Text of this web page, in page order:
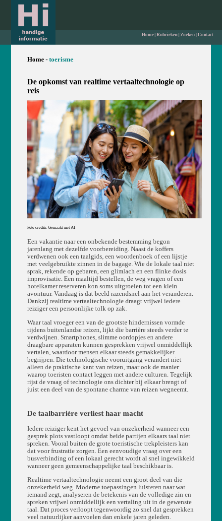
Home| Rubrieken| Zoeken| Contact
Home - toerisme
De opkomst van realtime vertaaltechnologie op
reis
Foto credits: Gemaakt met AI
Een vakantie naar een onbekende bestemming begon
jarenlang met dezelfde voorbereiding. Naast de koffers
verdwenen ook een taalgids, een woordenboek of een lijstje
met veelgebruikte zinnen in de bagage. Wie de lokale taal niet
sprak, rekende op gebaren, een glimlach en een flinke dosis
improvisatie. Een maaltijd bestellen, de weg vragen of een
hotelkamer reserveren kon soms uitgroeien tot een klein
avontuur. Vandaag is dat beeld razendsnel aan het veranderen.
Dankzij realtime vertaaltechnologie draagt vrijwel iedere
reiziger een persoonlijke tolk op zak.
Waar taal vroeger een van de grootste hindernissen vormde
tijdens buitenlandse reizen, lijkt die barrière steeds verder te
verdwijnen. Smartphones, slimme oordopjes en andere
draagbare apparaten kunnen gesprekken vrijwel onmiddellijk
vertalen, waardoor mensen elkaar steeds gemakkelijker
begrijpen. Die technologische vooruitgang verandert niet
alleen de praktische kant van reizen, maar ook de manier
waarop toeristen contact leggen met andere culturen. Tegelijk
rijst de vraag of technologie ons dichter bij elkaar brengt of
juist een deel van de spontane charme van reizen wegneemt.
De taalbarrière verliest haar macht
Iedere reiziger kent het gevoel van onzekerheid wanneer een
gesprek plots vastloopt omdat beide partijen elkaars taal niet
spreken. Vooral buiten de grote toeristische trekpleisters kan
dat voor frustratie zorgen. Een eenvoudige vraag over een
busverbinding of een lokaal gerecht wordt al snel ingewikkeld
wanneer geen gemeenschappelijke taal beschikbaar is.
Realtime vertaaltechnologie neemt een groot deel van die
onzekerheid weg. Moderne toepassingen luisteren naar wat
iemand zegt, analyseren de betekenis van de volledige zin en
spreken vrijwel onmiddellijk een vertaling uit in de gewenste
taal. Dat proces verloopt tegenwoordig zo snel dat gesprekken
veel natuurlijker aanvoelen dan enkele jaren geleden.